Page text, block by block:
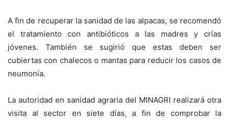
A fin de recuperar la sanidad de las alpacas, se recomendó
el tratamiento con antibióticos a las madres y crías
jóvenes. También se sugirió que estas deben ser
cubiertas con chalecos o mantas para reducir los casos de
neumonía.
La autoridad en sanidad agraria del MINAGRI realizará otra
visita al sector en siete días, a fin de comprobar la